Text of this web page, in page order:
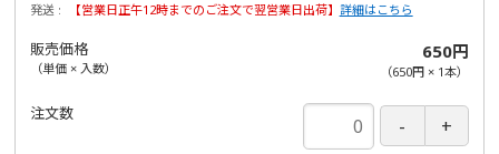
発送
【営業日正午12時までのご注文で翌営業日出荷】 詳細はこちら
販売価格
（単価 × 入数）
650円
（650円× 1本）
注文数